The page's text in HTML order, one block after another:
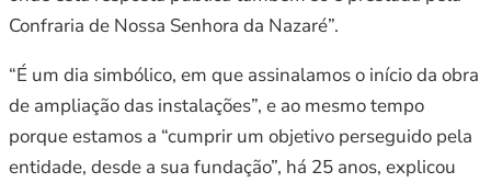
Confraria de Nossa Senhora da Nazaré”.
“É um dia simbólico, em que assinalamos o início da obra
de ampliação das instalações”, e ao mesmo tempo
porque estamos a “cumprir um objetivo perseguido pela
entidade, desde a sua fundação”, há 25 anos, explicou